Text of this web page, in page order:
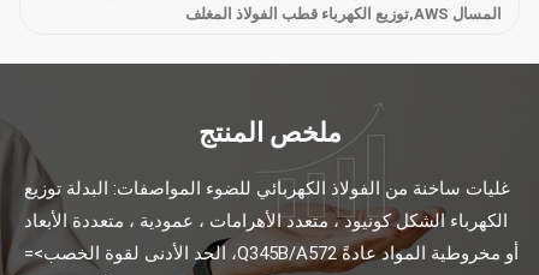
المسال AWS,توزيع الكهرباء قطب الفولاذ المغلف
ملخص المنتج